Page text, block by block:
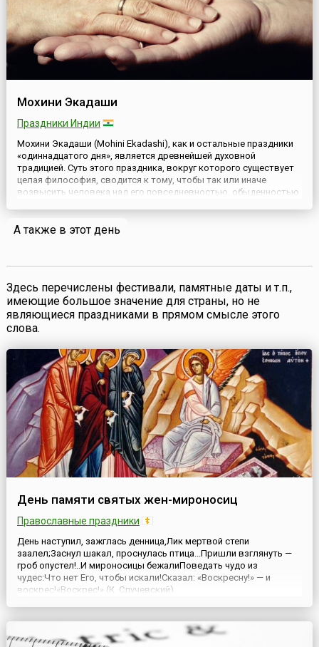
Мохини Экадаши
Праздники Индии
Мохини Экадаши (Mohini Ekadashi), как и остальные праздники
«одиннадцатого дня», является древнейшей духовной
традицией. Суть этого праздника, вокруг которого существует
целая философия, сводится к тому, чтобы так или иначе
возвысить человека над его повседневностью, обыденностью.
забывать — такова природа человека, однако природа души
соверше...
А также в этот день
Здесь перечислены фестивали, памятные даты и т.п.,
имеющие большое значение для страны, но не
являющиеся праздниками в прямом смысле этого
слова.
День памяти святых жен-мироносиц
Православные праздники
День наступил, зажглась денница,Лик мертвой степи
заалел;Заснул шакал, проснулась птица...Пришли взглянуть —
гроб опустел!..И мироносицы бежалиПоведать чудо из
чудес:Что нет Его, чтобы искали!Сказал: «Воскресну!» — и
воскрес!«Воскрес!» (К. Случевский)